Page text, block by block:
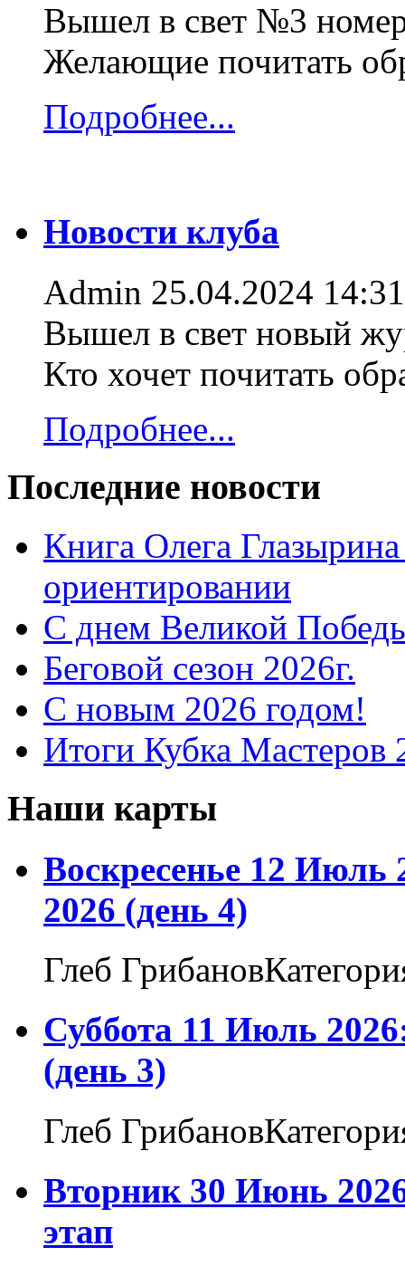
Вышел в свет №3
Желающие почитать
Подробнее...
Новости клуба
Admin 25.04.2024 14:31
Вышел в свет новый
Кто хочет почитать
Подробнее...
Последние новости
Книга Олега
ориентировании
С днем Великой
Беговой сезон 2026г.
С новым 2026 годом!
Итоги Кубка Мастеров
Наши карты
Воскресенье 12 Июль
2026 (день 4)
Глеб
Суббота 11 Июль
(день 3)
Глеб
Вторник 30 Июнь
этап